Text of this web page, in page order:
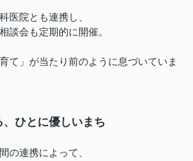
医院とも連携し、
談会も定期的に開催。
て」が当たり前のように息づいていま
ひとに優しいまち
の連携によって、